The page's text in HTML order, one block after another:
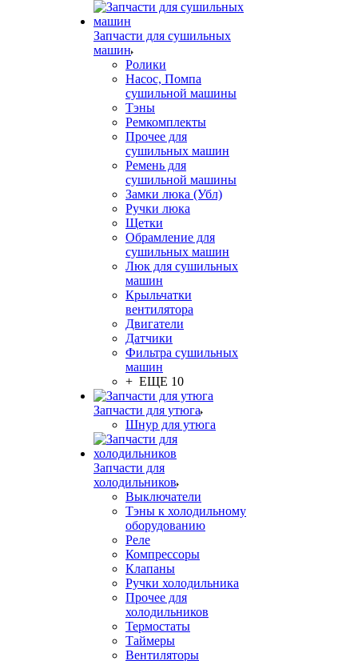
Запчасти для сушильных
машин
Ролики
Насос, Помпа
сушильной машины
Тэны
Ремкомплекты
Прочее для
сушильных машин
Ремень для
сушильной машины
Замки люка (Убл)
Ручки люка
Щетки
Обрамление для
сушильных машин
Люк для сушильных
машин
Крыльчатки
вентилятора
Двигатели
Датчики
Фильтра сушильных
машин
+ ЕЩЕ 10
Запчасти для утюга
Шнур для утюга
Запчасти для
холодильников
Выключатели
Тэны к холодильному
оборудованию
Реле
Компрессоры
Клапаны
Ручки холодильника
Прочее для
холодильников
Термостаты
Таймеры
Вентиляторы